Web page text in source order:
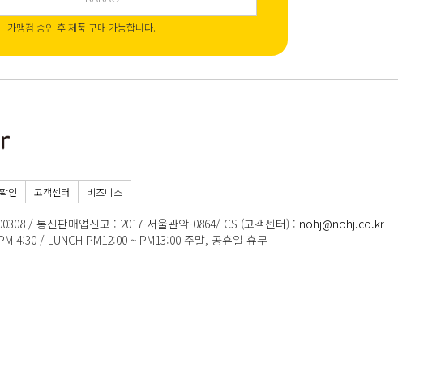
가맹점 승인 후 제품 구매 가능합니다.
인 고객센터 비즈니스
/ 통신판매업신고 : 2017-서울관악-0864/ CS (고객센터) : nohj@nohj.co.kr
4:30 / LUNCH PM12:00 ~ PM13:00 주말, 공휴일 휴무